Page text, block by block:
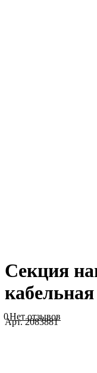
Секция
0Нет отзывов
Арт.2083881